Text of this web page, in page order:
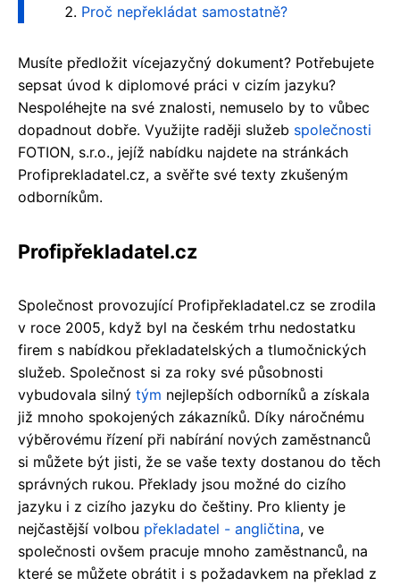
Proč nepřekládat samostatně?
Musíte předložit vícejazyčný dokument? Potřebujete
sepsat úvod k diplomové práci v cizím jazyku?
Nespoléhejte na své znalosti, nemuselo by to vůbec
dopadnout dobře. Využijte raději služeb společnosti
FOTION, s.r.o., jejíž nabídku najdete na stránkách
Profiprekladatel.cz, a svěřte své texty zkušeným
odborníkům.
Profipřekladatel.cz
Společnost provozující Profipřekladatel.cz se zrodila
v roce 2005, když byl na českém trhu nedostatku
firem s nabídkou překladatelských a tlumočnických
služeb. Společnost si za roky své působnosti
vybudovala silný tým nejlepších odborníků a získala
již mnoho spokojených zákazníků. Díky náročnému
výběrovému řízení při nabírání nových zaměstnanců
si můžete být jisti, že se vaše texty dostanou do těch
správných rukou. Překlady jsou možné do cizího
jazyku i z cizího jazyku do češtiny. Pro klienty je
nejčastější volbou překladatel - angličtina, ve
společnosti ovšem pracuje mnoho zaměstnanců, na
které se můžete obrátit i s požadavkem na překlad z